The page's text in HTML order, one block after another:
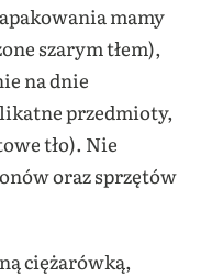
mamy
szarym tłem),
na dnie
przedmioty,
tło). Nie
oraz sprzętów
ciężarówką,